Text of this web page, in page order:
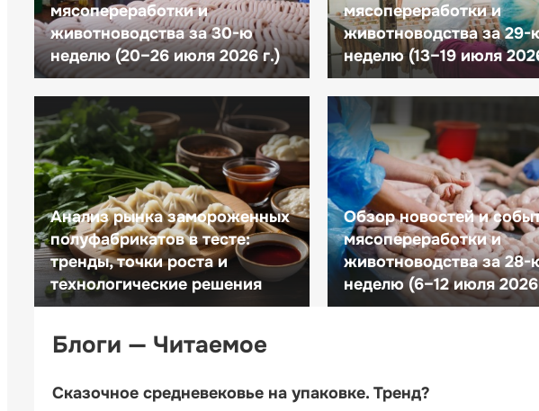
мясопереработки и
животноводства за 30-ю
неделю (20–26 июля 2026 г.)
мясопереработки и
животноводства за 29-
неделю (13–19 июля
Анализ рынка замороженных
полуфабрикатов в тесте:
тренды, точки роста и
технологические решения
Обзор новостей и
мясопереработки и
животноводства за 28-
неделю (6–12 июля 2026
Блоги — Читаемое
Сказочное средневековье на упаковке. Тренд?